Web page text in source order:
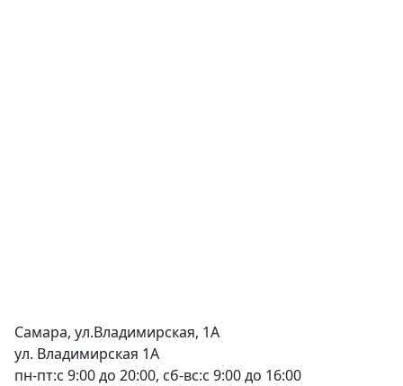
Самара, ул.Владимирская, 1А
ул. Владимирская 1А
пн-пт:с 9:00 до 20:00, сб-вс:с 9:00 до 16:00